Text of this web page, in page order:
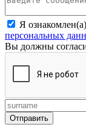
Я
персональных
Вы должны